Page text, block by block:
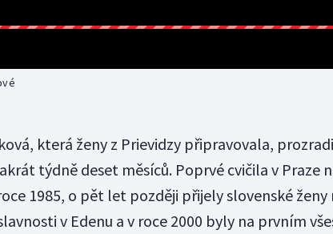
která ženy z Prievidzy připravovala,
týdně deset měsíců. Poprvé cvičila v Praze
1985, o pět let později přijely slovenské ženy
v Edenu a v roce 2000 byly na prvním